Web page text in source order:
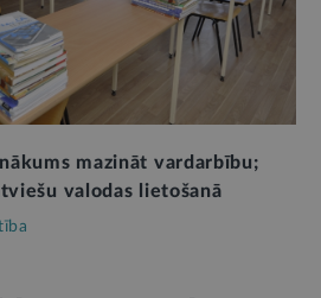
mazināt vardarbību;
valodas lietošanā